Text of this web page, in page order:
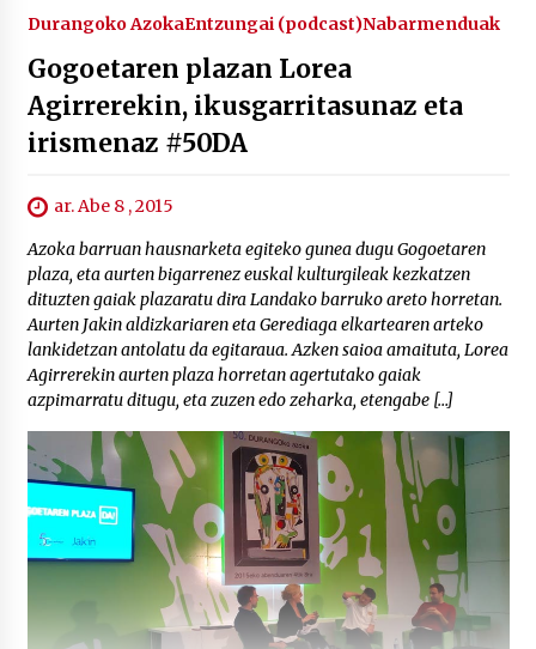
Durangoko AzokaEntzungai (podcast)Nabarmenduak
Gogoetaren plazan Lorea
Agirrerekin, ikusgarritasunaz eta
irismenaz #50DA
ar. Abe 8 , 2015
Azoka barruan hausnarketa egiteko gunea dugu Gogoetaren
plaza, eta aurten bigarrenez euskal kulturgileak kezkatzen
dituzten gaiak plazaratu dira Landako barruko areto horretan.
Aurten Jakin aldizkariaren eta Gerediaga elkartearen arteko
lankidetzan antolatu da egitaraua. Azken saioa amaituta, Lorea
Agirrerekin aurten plaza horretan agertutako gaiak
azpimarratu ditugu, eta zuzen edo zeharka, etengabe […]